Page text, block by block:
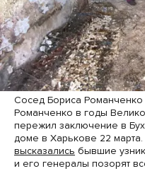
Сосед Бориса Романченко
Романченко в годы
пережил заключение в
доме в Харькове 22
высказались бывшие
и его генералы позорят